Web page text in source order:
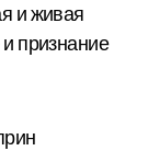
и живая
признание